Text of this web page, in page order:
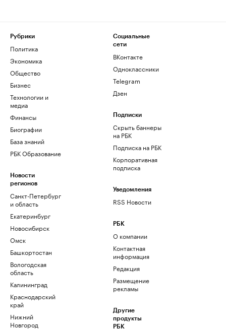
Рубрики
Политика
Экономика
Общество
Бизнес
Технологии и
медиа
Финансы
Биографии
База знаний
РБК Образование
Новости
регионов
Санкт-Петербург
и область
Екатеринбург
Новосибирск
Омск
Башкортостан
Вологодская
область
Калининград
Краснодарский
край
Нижний
Новгород
Социальные
сети
ВКонтакте
Одноклассники
Telegram
Дзен
Подписки
Скрыть баннеры
на РБК
Подписка на РБК
Корпоративная
подписка
Уведомления
RSS Новости
РБК
О компании
Контактная
информация
Редакция
Размещение
рекламы
Другие
продукты
РБК